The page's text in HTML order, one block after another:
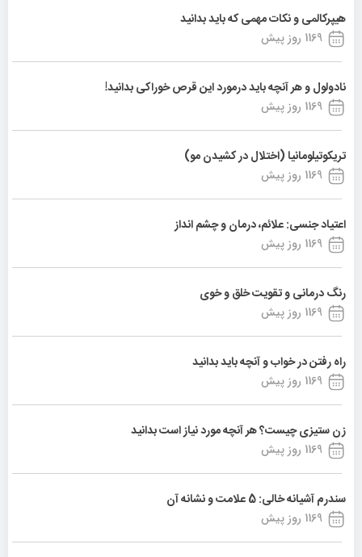
هیپرکالمی و نکات مهمی که باید بدانید
1169 روز پیش
نادولول و هر آنچه باید درمورد این قرص خوراکی بدانید!
1169 روز پیش
تریکوتیلومانیا (اختلال در کشیدن مو)
1169 روز پیش
اعتیاد جنسی: علائم، درمان و چشم انداز
1169 روز پیش
رنگ درمانی و تقویت خلق و خوی
1169 روز پیش
راه رفتن در خواب و آنچه باید بدانید
1169 روز پیش
زن ستیزی چیست؟ هر آنچه مورد نیاز است بدانید
1169 روز پیش
سندرم آشیانه خالی: 5 علامت و نشانه آن
1169 روز پیش